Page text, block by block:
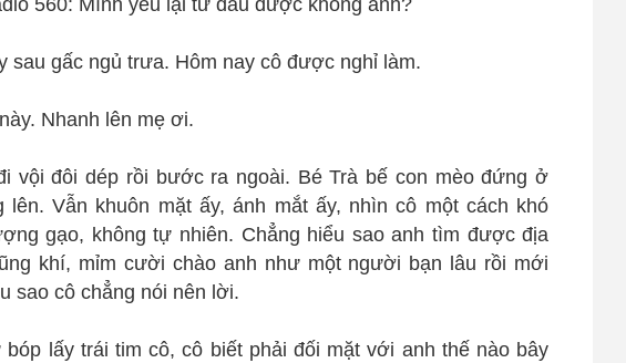
sau gấc ngủ trưa. Hôm nay cô được nghỉ làm.
Nhanh lên mẹ ơi.
vội đôi dép rồi bước ra ngoài. Bé Trà bế con mèo đứng ở
lên. Vẫn khuôn mặt ấy, ánh mắt ấy, nhìn cô một cách khó
gạo, không tự nhiên. Chẳng hiểu sao anh tìm được địa
khí, mỉm cười chào anh như một người bạn lâu rồi mới
sao cô chẳng nói nên lời.
lấy trái tim cô, cô biết phải đối mặt với anh thế nào bây